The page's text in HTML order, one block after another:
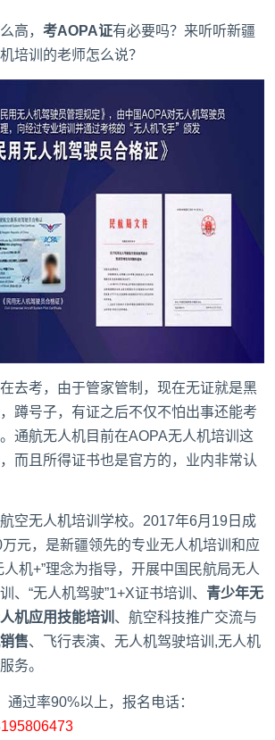
高， 考AOPA证有必要吗？来听听新疆
培训 的老师怎么说？
去考，由于管家管制，现在无证就是黑
蹲号子，有证之后不仅不怕出事还能考
通航无人机目前在AOPA无人机培训这
而且所得证书也是官方的，业内非常认
空无人机培训学校。2017年6月19日成
元，是新疆领先的专业无人机培训和应
人机+”理念为指导，开展中国民航局无人
、“无人机驾驶”1+X证书培训、 青少年无
机应用技能培训 、航空科技推广交流与
售、飞行表演、无人机驾驶培训,无人机
务。
通过率90%以上，报名电话：